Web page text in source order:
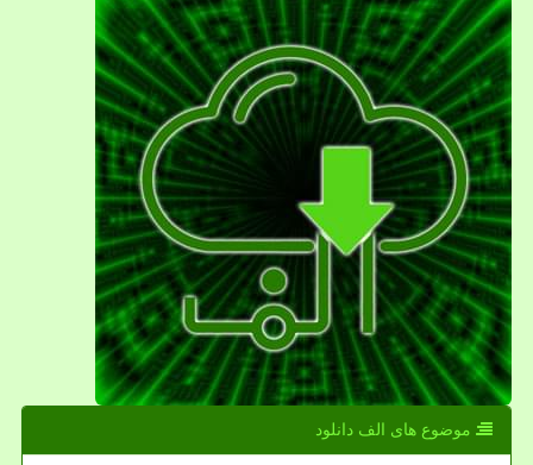
موضوع های الف دانلود